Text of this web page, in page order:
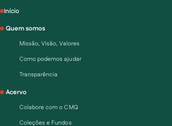
Início
Quem somos
Missão, Visão, Valores
Como podemos ajudar
Transparência
Acervo
Colabore com o CMQ
Coleções e Fundos